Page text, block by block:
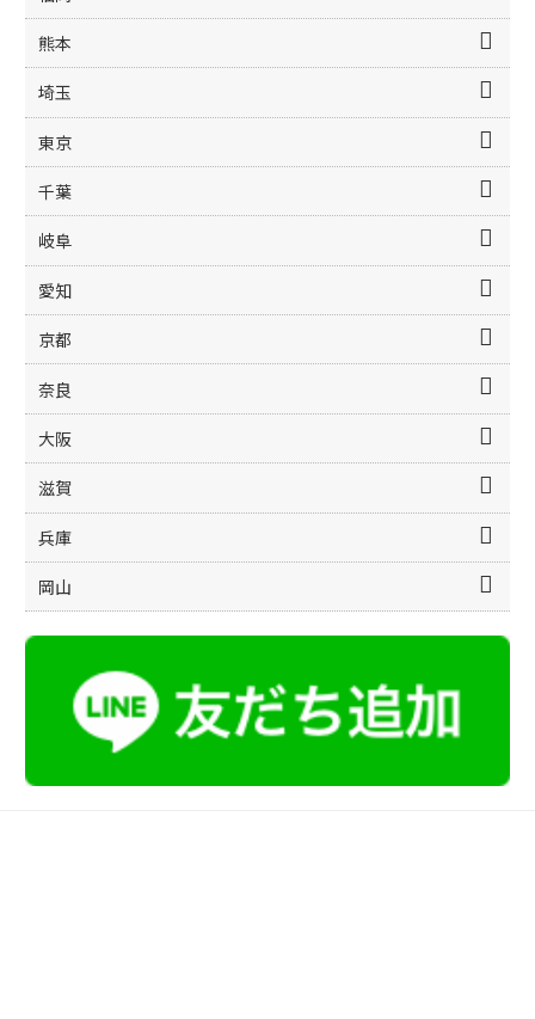
熊本
埼玉
東京
千葉
岐阜
愛知
京都
奈良
大阪
滋賀
兵庫
岡山